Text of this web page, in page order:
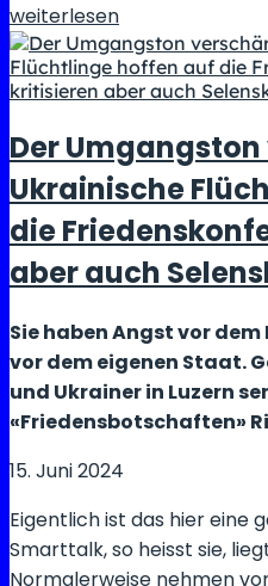
Ein
Dorf
soll
überleben,
indem
es
seine
Geschichten
erzählt:
Schafft
mit
Kultur
den
Sprung
in
Moderne?
weiterlesen
Der
Ukrainische
die
aber auch
Sie haben Angst vor
vor dem eigenen Staat.
und Ukrainer in Luzern
«Friedensbotschaften»
15. Juni 2024
Eigentlich ist das hier eine
Smarttalk, so heisst sie,
Normalerweise nehmen